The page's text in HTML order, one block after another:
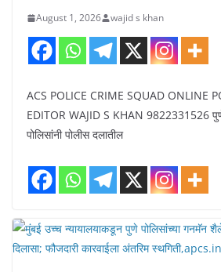
August 1, 2026 wajid s khan
ACS POLICE CRIME SQUAD ONLINE
EDITOR WAJID S KHAN 9822331526
पोलिसांनी पोलीस दलातील